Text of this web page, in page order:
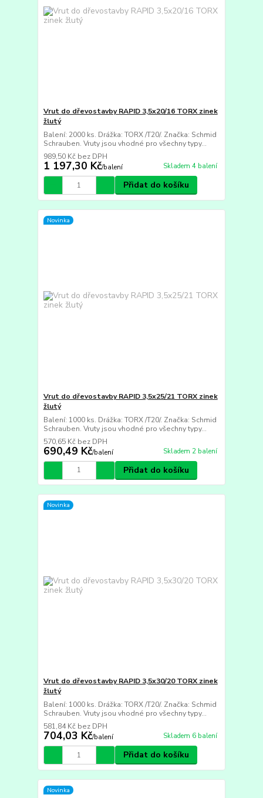
Vrut do dřevostavby RAPID 3,5x20/16 TORX zinek
žlutý
Balení: 2000 ks. Drážka: TORX /T20/. Značka: Schmid
Schrauben. Vruty jsou vhodné pro všechny typy...
1 197,30 Kč/balení
989,50 Kč bez DPH
Skladem 4 balení
Přidat do košíku
Novinka
Vrut do dřevostavby RAPID 3,5x25/21 TORX zinek
žlutý
Balení: 1000 ks. Drážka: TORX /T20/. Značka: Schmid
Schrauben. Vruty jsou vhodné pro všechny typy...
690,49 Kč/balení
570,65 Kč bez DPH
Skladem 2 balení
Přidat do košíku
Novinka
Vrut do dřevostavby RAPID 3,5x30/20 TORX zinek
žlutý
Balení: 1000 ks. Drážka: TORX /T20/. Značka: Schmid
Schrauben. Vruty jsou vhodné pro všechny typy...
704,03 Kč/balení
581,84 Kč bez DPH
Skladem 6 balení
Přidat do košíku
Novinka